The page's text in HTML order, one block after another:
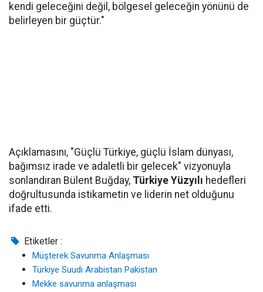
kendi geleceğini değil, bölgesel geleceğin yönünü de
belirleyen bir güçtür."
Açıklamasını, "Güçlü Türkiye, güçlü İslam dünyası,
bağımsız irade ve adaletli bir gelecek" vizyonuyla
sonlandıran Bülent Buğday, Türkiye Yüzyılı hedefleri
doğrultusunda istikametin ve liderin net olduğunu
ifade etti.
Etiketler :
Müşterek Savunma Anlaşması
Türkiye Suudi Arabistan Pakistan
Mekke savunma anlaşması